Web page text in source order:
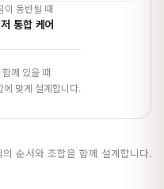
이 동반될 때
통합 케어
께 있을 때
에 맞게 설계합니다.
순서와 조합을 함께 설계합니다.